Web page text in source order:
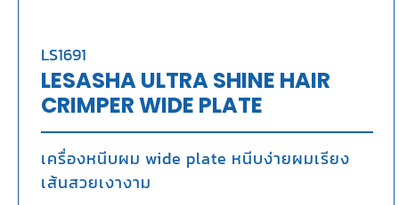
LS1691
LESASHA ULTRA SHINE HAIR
CRIMPER WIDE PLATE
เครื่องหนีบผม wide plate หนีบง่ายผมเรียง
เส้นสวยเงางาม